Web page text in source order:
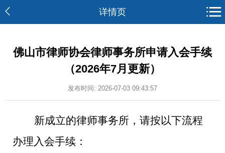
详情页
佛山市律师协会律师事务所申请入会手续
（2026年7月更新）
发布时间: 2026-07-03 09:43:57
新成立的律师事务所，请按以下流程
办理入会手续：